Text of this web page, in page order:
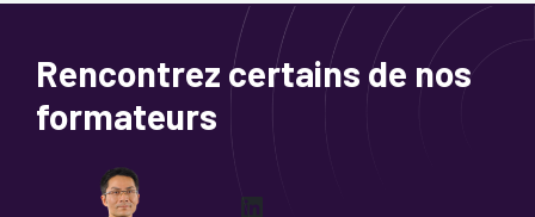
Rencontrez certains de nos
formateurs
LinkedIn